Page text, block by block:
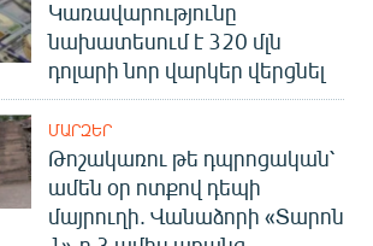
Կառավարությունը
նախատեսում է 320 մլն
դոլարի նոր վարկեր վերցնել
ՄԱՐԶԵՐ
Թոշակառու թե դպրոցական՝
ամեն օր ոտքով դեպի
մայրուղի. Վանաձորի «Տարոն